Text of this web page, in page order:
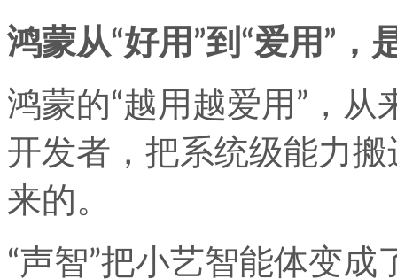
鸿蒙从“好用”到“爱用”
鸿蒙的“越用越爱用”，
开发者，把系统级能力
来的。
“声智”把小艺智能体变